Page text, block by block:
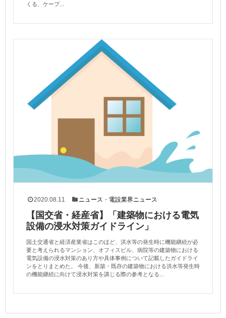
くる、ケーブ...
2020.08.11 ニュース ・ 電設業界ニュース
【国交省・経産省】「建築物における電気
設備の浸水対策ガイドライン」
国土交通省と経済産業省はこのほど、洪水等の発生時に機能継続が必
要と考えられるマンション、オフィスビル、病院等の建築物における
電気設備の浸水対策のあり方や具体事例について記載したガイドライ
ンをとりまとめた。 今後、新築・既存の建築物における洪水等発生時
の機能継続に向けて浸水対策を講じる際の参考となる...